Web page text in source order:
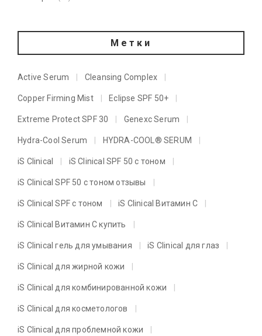
Метки
Active Serum Cleansing Complex
Copper Firming Mist Eclipse SPF 50+
Extreme Protect SPF 30 Genexc Serum
Hydra-Cool Serum HYDRA-COOL® SERUM
iS Clinical iS Clinical SPF 50 с тоном
iS Clinical SPF 50 с тоном отзывы
iS Clinical SPF с тоном iS Clinical Витамин C
iS Clinical Витамин C купить
iS Clinical гель для умывания iS Clinical для глаз
iS Clinical для жирной кожи
iS Clinical для комбинированной кожи
iS Clinical для косметологов
iS Clinical для проблемной кожи